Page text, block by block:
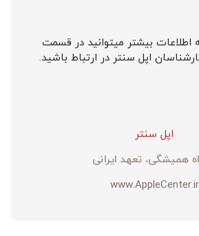
اطلاعات بیشتر میتوانید در قسمت
اپل سنتر در ارتباط باشید.
اپل سنتر
همیشگی، تعهد ایرانی
www.AppleCenter.ir